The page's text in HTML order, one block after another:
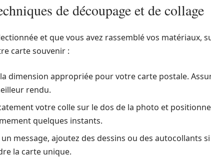
de découpage et de collage
et que vous avez rassemblé vos matériaux,
carte souvenir :
la dimension appropriée pour votre carte postale.
rendu.
votre colle sur le dos de la photo et
quelques instants.
un message, ajoutez des dessins ou des autocollants
la carte unique.